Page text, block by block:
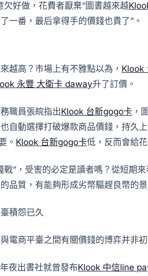
欠好做，花費者厭棄“圖書越來越
一番，最后拿得手的價錢也貴了”。
越高？市場上有不雅點以為， Klook
永豐 大衛卡 daway升了訂價。
職員張皖指出Klook 台新gogo卡 ，
自動選擇打破爆款商品價錢，持
。 Klook 台新gogo卡低，反而會給
戰”，受害的必定是讀者嗎？從短期
品質，有能夠形成劣幣驅趕良幣的
積怨已久
電商平臺之間有關價錢的博弈并非初
夜出書社就曾發布Klook 中信line